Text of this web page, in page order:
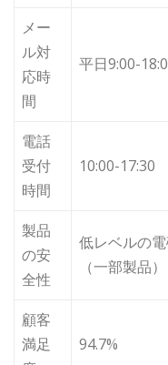
メー
ル対
応時
間
平日9:00-
電話
受付
時間
10:00-17:30
製品
の安
全性
低レベルの
（一部製品）
顧客
満足
94.7%